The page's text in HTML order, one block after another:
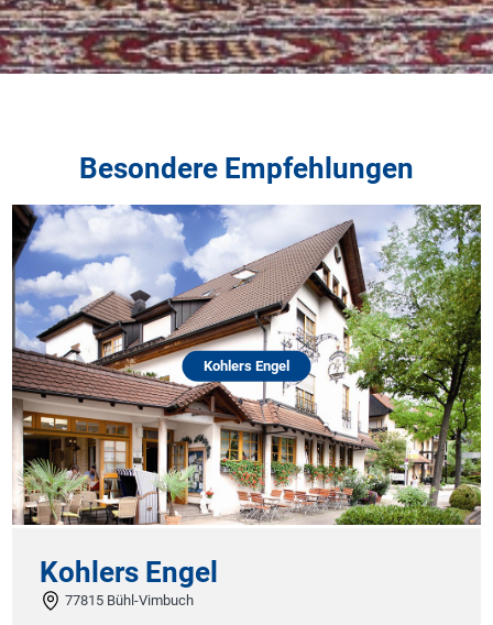
Besondere Empfehlungen
Kohlers Engel
Kohlers Engel
77815 Bühl-Vimbuch